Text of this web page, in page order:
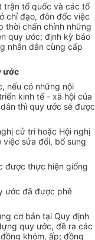
trận tổ quốc và các tổ
chỉ đạo, đôn đốc việc
thời chấn chỉnh những
quy ước; định kỳ báo
nhân dân cùng cấp
ước
nếu có những nội
kinh tế - xã hội của
thì quy ước sẽ được
cử tri hoặc Hội nghị
việc sửa đổi, bổ sung
được thực hiện giống
ước đã được phê
cơ bản tại Quy định
quy ước, đề ra các
khóm, ấp; đồng